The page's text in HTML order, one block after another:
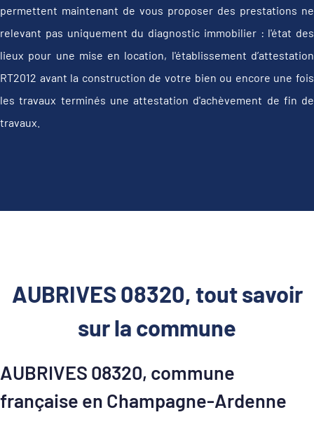
permettent maintenant de vous proposer des prestations ne
relevant pas uniquement du diagnostic immobilier : l'état des
lieux pour une mise en location, l'établissement d’attestation
RT2012 avant la construction de votre bien ou encore une fois
les travaux terminés une attestation d'achèvement de fin de
travaux.
AUBRIVES 08320, tout savoir
sur la commune
AUBRIVES 08320, commune
française en Champagne-Ardenne